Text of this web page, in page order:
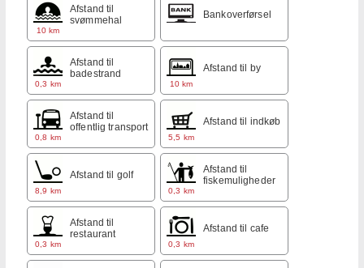
10 km
Afstand til
svømmehal
Bankoverførsel
0,3 km
Afstand til
badestrand
10 km
Afstand til by
0,8 km
Afstand til
offentlig transport
5,5 km
Afstand til indkøb
8,9 km
Afstand til golf
0,3 km
Afstand til
fiskemuligheder
0,3 km
Afstand til
restaurant
0,3 km
Afstand til cafe